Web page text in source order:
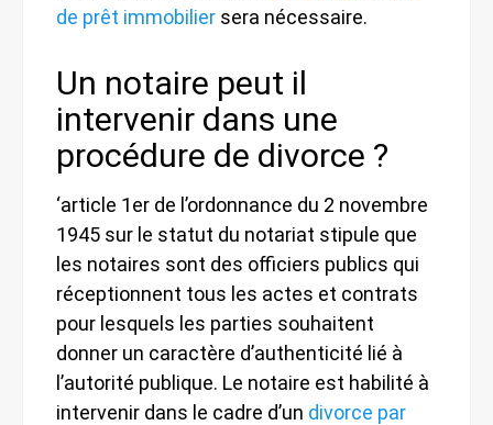
de prêt immobilier sera nécessaire.
Un notaire peut il
intervenir dans une
procédure de divorce ?
‘article 1er de l’ordonnance du 2 novembre
1945 sur le statut du notariat stipule que
les notaires sont des officiers publics qui
réceptionnent tous les actes et contrats
pour lesquels les parties souhaitent
donner un caractère d’authenticité lié à
l’autorité publique. Le notaire est habilité à
intervenir dans le cadre d’un divorce par